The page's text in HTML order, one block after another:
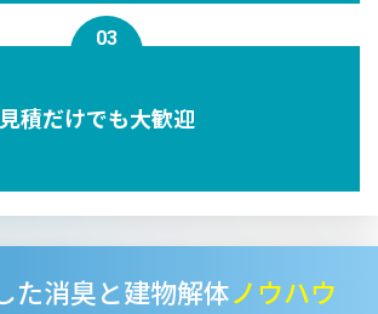
03
⾒積だけでも⼤歓迎
た消臭と建物解体ノウハウ